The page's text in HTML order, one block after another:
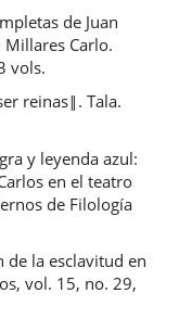
de Juan
Carlo.
vols.
reinas‖. Tala.
y leyenda azul:
en el teatro
de Filología
de la esclavitud en
vol. 15, no. 29,